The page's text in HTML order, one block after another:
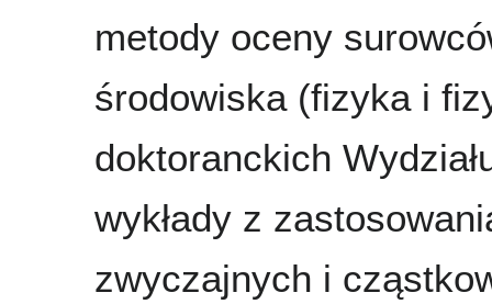
metody oceny
środowiska (fizyka i
doktoranckich
wykłady z
zwyczajnych i